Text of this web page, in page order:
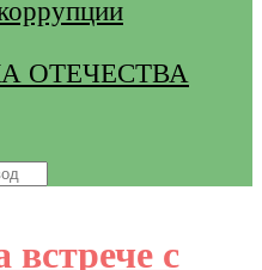
ОТЕЧЕСТВА
с